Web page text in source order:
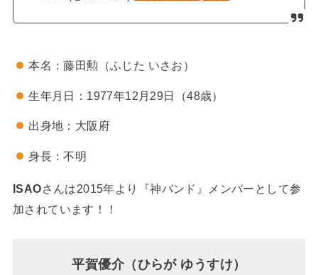
本名：藤田勲（ふじた いさお）
生年月日：1977年12月29日（48歳）
出身地：大阪府
身長：不明
ISAOさんは2015年より『神バンド』メンバーとして参
加されています！！
平賀優介（ひらが ゆうすけ）